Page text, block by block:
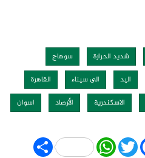
شديد الحرارة
سوهاج
اليد الى سيناء
القاهرة
الاسكندرية الأرصاد
اسوان
Share